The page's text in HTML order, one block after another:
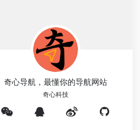
奇心导航，最懂你的导航网站
奇心科技